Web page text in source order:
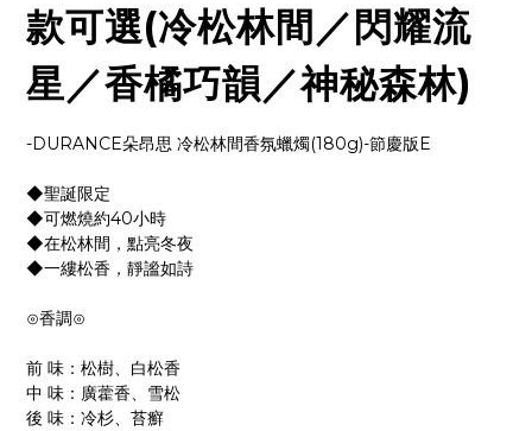
款可選(冷松林間／閃耀流
星／香橘巧韻／神秘森林)
-DURANCE朵昂思 冷松林間香氛蠟燭(180g)-節慶版E
◆聖誕限定
◆可燃燒約40小時
◆在松林間，點亮冬夜
◆一縷松香，靜謐如詩
⊙香調⊙
前 味：松樹、白松香
中 味：廣藿香、雪松
後 味：冷杉、苔癬